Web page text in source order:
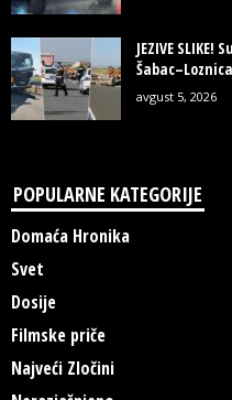
JEZIVE
avgust 5, 2026
POPULARNE KATEGORIJE
Domaća Hronika
Svet
Dosije
Filmske priče
Najveći Zločini